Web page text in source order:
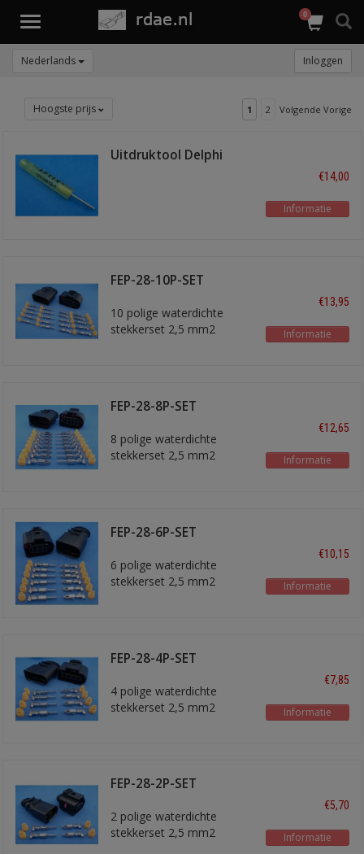
Toggle
0
Nederlands Inloggen
Hoogste prijs 1 2 Volgende Vorige
Uitdruktool Delphi
€14,00
Informatie
FEP-28-10P-SET
10 polige waterdichte
stekkerset 2,5 mm2
€13,95
Informatie
FEP-28-8P-SET
8 polige waterdichte
stekkerset 2,5 mm2
€12,65
Informatie
FEP-28-6P-SET
6 polige waterdichte
stekkerset 2,5 mm2
€10,15
Informatie
FEP-28-4P-SET
4 polige waterdichte
stekkerset 2,5 mm2
€7,85
Informatie
FEP-28-2P-SET
2 polige waterdichte
stekkerset 2,5 mm2
€5,70
Informatie